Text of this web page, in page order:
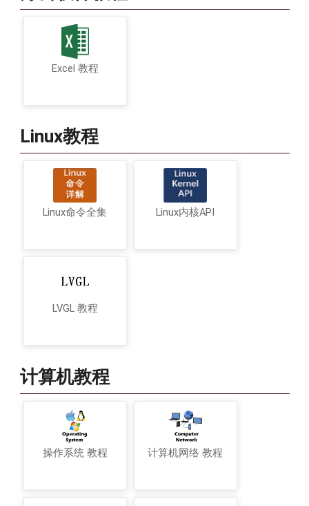
Excel 教程
Linux教程
Linux命令全集 Linux内核API
LVGL 教程
计算机教程
操作系统 教程 计算机网络 教程